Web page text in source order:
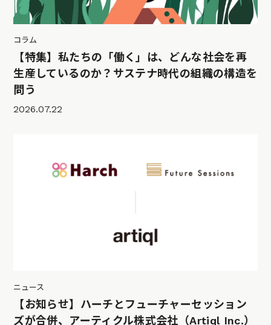
コラム
【特集】私たちの「働く」は、どんな社会を再
生産しているのか？サステナ時代の組織の構造を
問う
2026.07.22
ニュース
【お知らせ】ハーチとフューチャーセッション
ズが合併、アーティクル株式会社（Artiql Inc.）